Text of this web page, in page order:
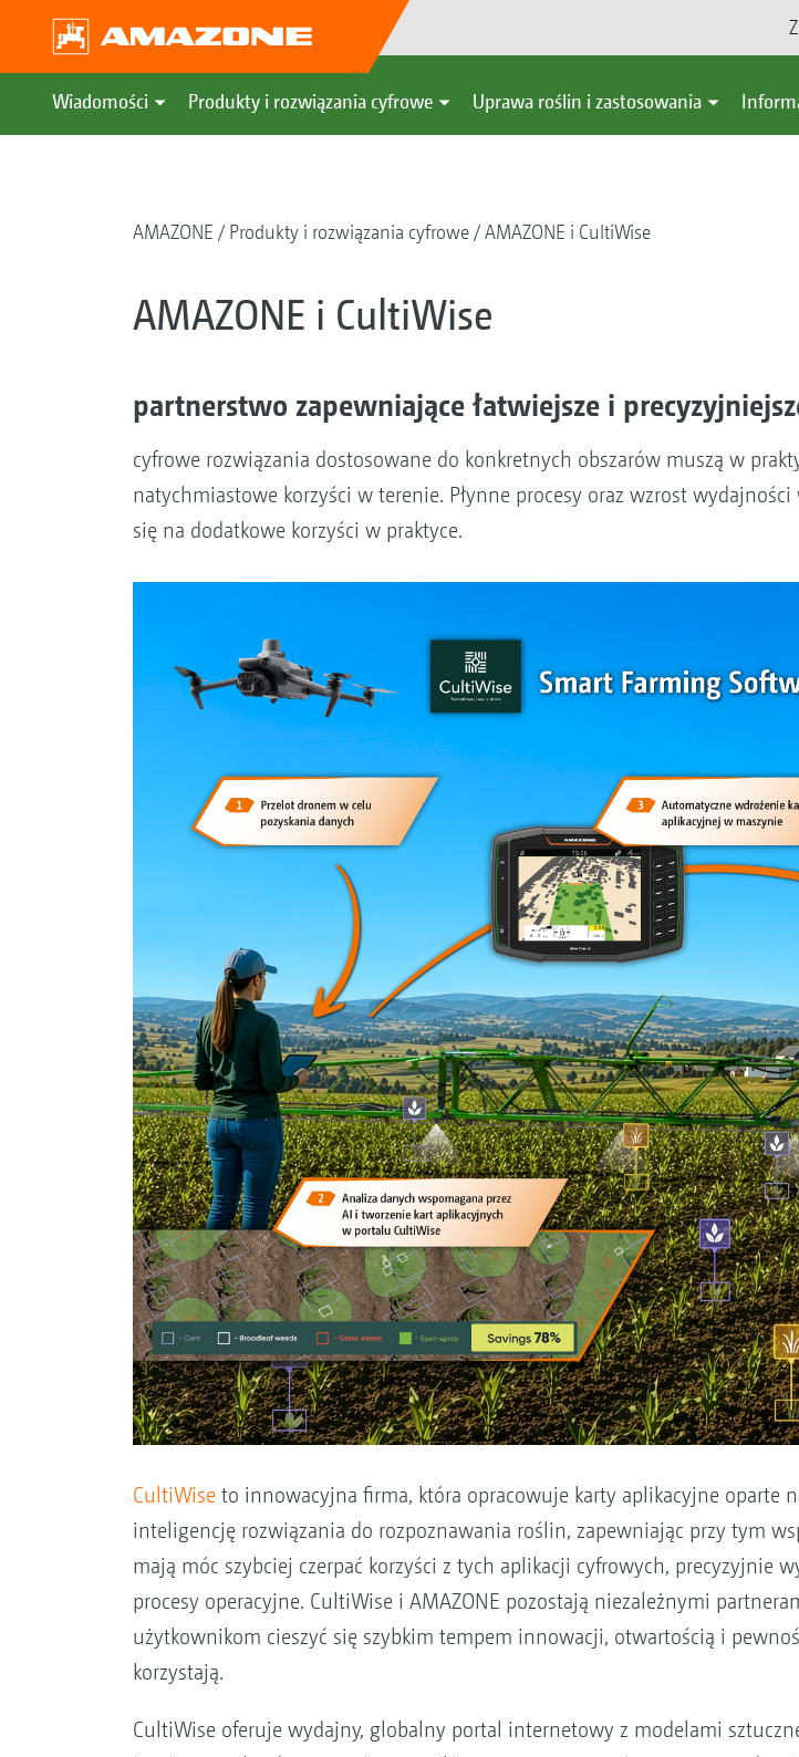
Wiadomości Produkty i rozwiązania cyfrowe Uprawa roślin i zastosowania
AMAZONE Produkty i rozwiązania cyfrowe AMAZONE i CultiWise
AMAZONE i CultiWise
partnerstwo zapewniające łatwiejsze i
cyfrowe rozwiązania dostosowane do konkretnych obszarów muszą w
natychmiastowe korzyści w terenie. Płynne procesy oraz wzrost
się na dodatkowe korzyści w praktyce.
CultiWiseto innowacyjna firma, która opracowuje karty aplikacyjne oparte
inteligencję rozwiązania do rozpoznawania roślin, zapewniając przy tym
mają móc szybciej czerpać korzyści z tych aplikacji cyfrowych, precyzyjnie
procesy operacyjne. CultiWise i AMAZONE pozostają niezależnymi
użytkownikom cieszyć się szybkim tempem innowacji, otwartością i
korzystają.
CultiWise oferuje wydajny, globalny portal internetowy z modelami